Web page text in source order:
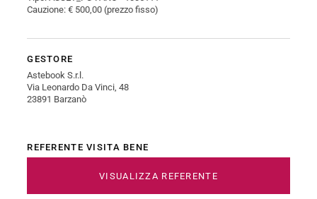
Cauzione: € 500,00 (prezzo fisso)
GESTORE
Astebook S.r.l.
Via Leonardo Da Vinci, 48
23891 Barzanò
REFERENTE VISITA BENE
VISUALIZZA REFERENTE